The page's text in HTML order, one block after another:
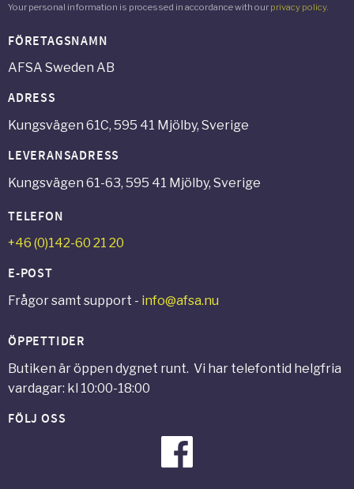
Your personal information is processed in accordance with our privacy policy.
FÖRETAGSNAMN
AFSA Sweden AB
ADRESS
Kungsvägen 61C, 595 41 Mjölby, Sverige
LEVERANSADRESS
Kungsvägen 61-63, 595 41 Mjölby, Sverige
TELEFON
+46 (0)142-60 21 20
E-POST
Frågor samt support - info@afsa.nu
ÖPPETTIDER
Butiken är öppen dygnet runt. Vi har telefontid helgfria
vardagar: kl 10:00-18:00
FÖLJ OSS